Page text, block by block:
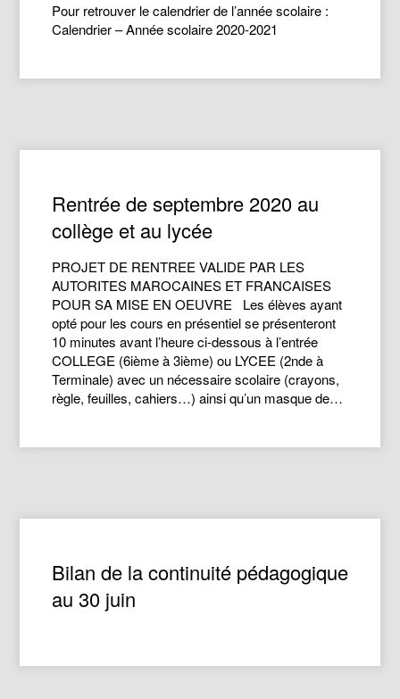
Pour retrouver le calendrier de l’année scolaire :
Calendrier – Année scolaire 2020-2021
Rentrée de septembre 2020 au
collège et au lycée
PROJET DE RENTREE VALIDE PAR LES
AUTORITES MAROCAINES ET FRANCAISES
POUR SA MISE EN OEUVRE Les élèves ayant
opté pour les cours en présentiel se présenteront
10 minutes avant l’heure ci-dessous à l’entrée
COLLEGE (6ième à 3ième) ou LYCEE (2nde à
Terminale) avec un nécessaire scolaire (crayons,
règle, feuilles, cahiers…) ainsi qu’un masque de…
Bilan de la continuité pédagogique
au 30 juin